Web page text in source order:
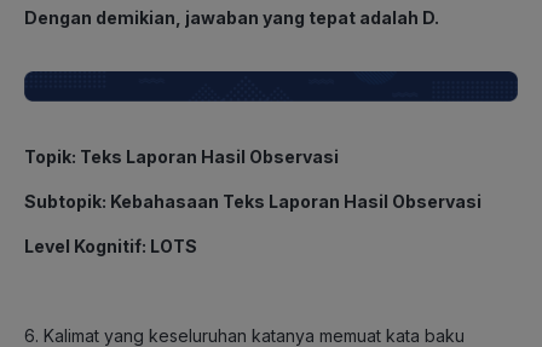
Dengan demikian, jawaban yang tepat adalah D.
Topik: Teks Laporan Hasil Observasi
Subtopik: Kebahasaan Teks Laporan Hasil Observasi
Level Kognitif: LOTS
6. Kalimat yang keseluruhan katanya memuat kata baku